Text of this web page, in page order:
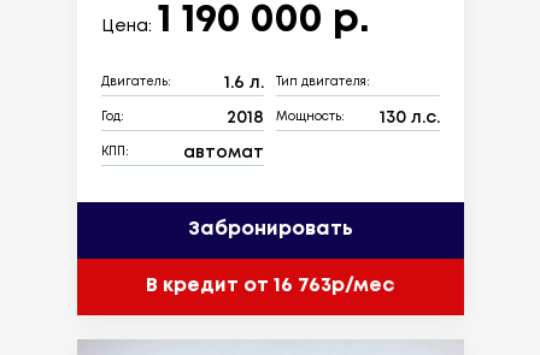
Цена: 1 190 000 р.
Двигатель: 1.6 л. Тип двигателя:
Год: 2018 Мощность: 130 л.с.
КПП: автомат
Забронировать
В кредит от 16 763р/мес